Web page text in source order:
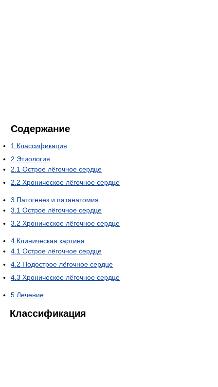
Содержание
1 Классификация
2 Этиология
2.1 Острое лёгочное сердце
2.2 Хроническое лёгочное сердце
3 Патогенез и патанатомия
3.1 Острое лёгочное сердце
3.2 Хроническое лёгочное сердце
4 Клиническая картина
4.1 Острое лёгочное сердце
4.2 Подострое лёгочное сердце
4.3 Хроническое лёгочное сердце
5 Лечение
Классификация